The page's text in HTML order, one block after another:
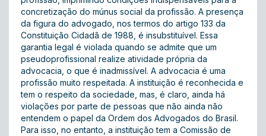
concretização do múnus social da profissão. A presença
da figura do advogado, nos termos do artigo 133 da
Constituição Cidadã de 1988, é insubstituível. Essa
garantia legal é violada quando se admite que um
pseudoprofissional realize atividade própria da
advocacia, o que é inadmissível. A advocacia é uma
profissão muito respeitada. A instituição é reconhecida e
tem o respeito da sociedade, mas, é claro, ainda há
violações por parte de pessoas que não ainda não
entendem o papel da Ordem dos Advogados do Brasil.
Para isso, no entanto, a instituição tem a Comissão de